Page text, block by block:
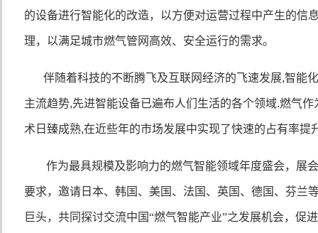
的设备进行智能化的改造，以方便对运营过程中产生的信
理，以满足城市燃气管网高效、安全运行的需求。
伴随着科技的不断腾飞及互联网经济的飞速发展,智能
主流趋势,先进智能设备已遍布人们生活的各个领域.燃气作
术日臻成熟,在近些年的市场发展中实现了快速的占有率提
作为最具规模及影响力的燃气智能领域年度盛会，展
要求，邀请日本、韩国、美国、法国、英国、德国、芬兰
巨头，共同探讨交流中国“燃气智能产业”之发展机会，促